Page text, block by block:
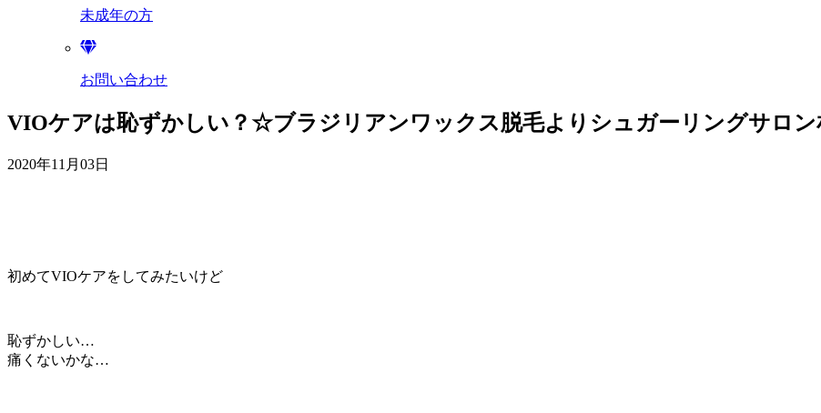
未成年の方
お問い合わせ
VIOケアは恥ずかしい？☆ブラジリアンワックス脱毛よりシュガーリングサロ
2020年11月03日
初めてVIOケアをしてみたいけど
恥ずかしい…
痛くないかな…